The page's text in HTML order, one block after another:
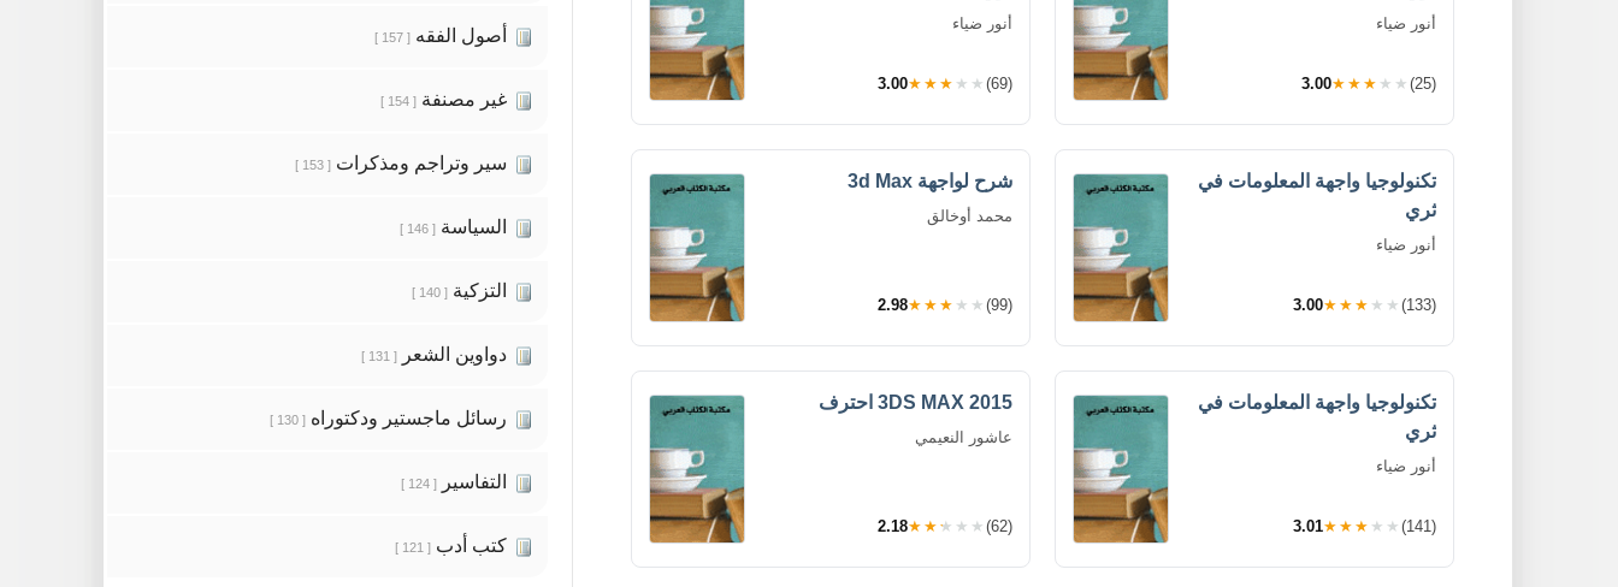
أنور ضياء
3.00★★★★★ (25)
أنور ضياء
3.00★★★★★ (69)
تكنولوجيا واجهة المعلومات في
ثري
أنور ضياء
3.00★★★★★ (133)
شرح لواجهة 3d Max
محمد أوخالق
2.98★★★★★ (99)
تكنولوجيا واجهة المعلومات في
ثري
أنور ضياء
3.01★★★★★ (141)
3DS MAX 2015 احترف
عاشور النعيمي
2.18★★★★★ (62)
أصول الفقه [ 157 ]
غير مصنفة [ 154 ]
سير وتراجم ومذكرات [ 153 ]
السياسة [ 146 ]
التزكية [ 140 ]
دواوين الشعر [ 131 ]
رسائل ماجستير ودكتوراه [ 130 ]
التفاسير [ 124 ]
كتب أدب [ 121 ]